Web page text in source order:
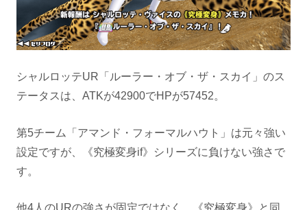
シャルロッテUR「ルーラー・オブ・ザ・スカイ」のス
テータスは、ATKが42900でHPが57452。
第5チーム「アマンド・フォーマルハウト」は元々強い
設定ですが、《究極変身if》シリーズに負けない強さで
す。